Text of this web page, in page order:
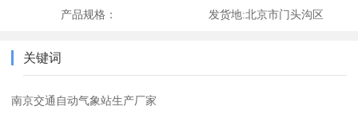
产品规格： 发货地:北京市门头沟区
关键词
南京交通自动气象站生产厂家